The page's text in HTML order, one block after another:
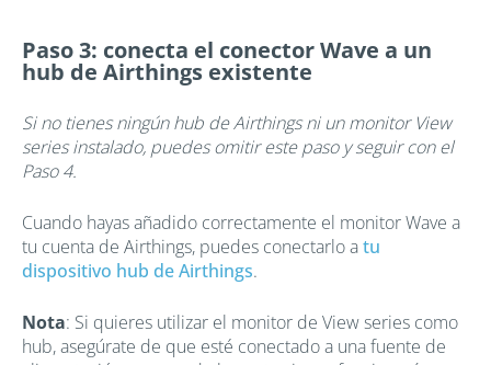
Paso 3: conecta el conector Wave a un
hub de Airthings existente
Si no tienes ningún hub de Airthings ni un monitor View
series instalado, puedes omitir este paso y seguir con el
Paso 4.
Cuando hayas añadido correctamente el monitor Wave a
tu cuenta de Airthings, puedes conectarlo atu
dispositivo hub de Airthings.
Nota: Si quieres utilizar el monitor de View series como
hub, asegúrate de que esté conectado a una fuente de